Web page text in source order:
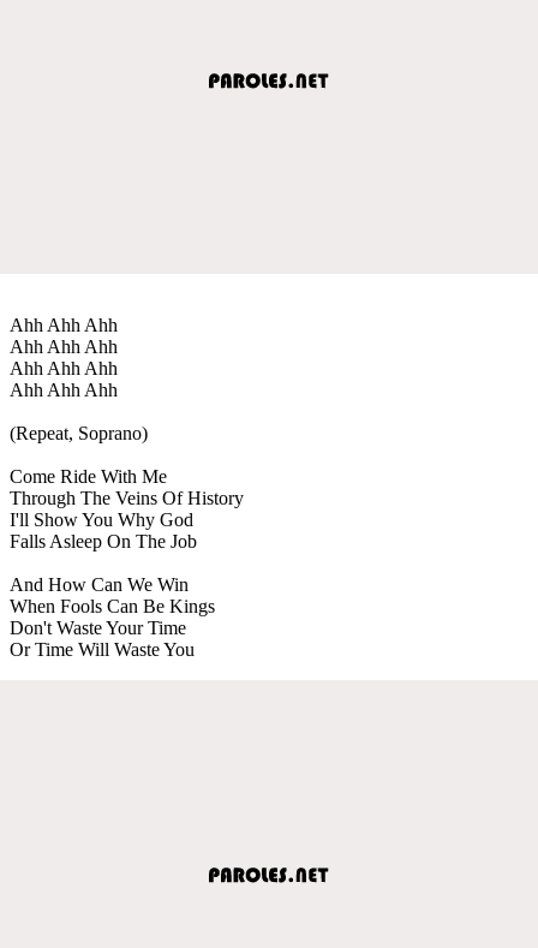
Ahh Ahh Ahh
Ahh Ahh Ahh
Ahh Ahh Ahh
Ahh Ahh Ahh
(Repeat, Soprano)
Come Ride With Me
Through The Veins Of History
I'll Show You Why God
Falls Asleep On The Job
And How Can We Win
When Fools Can Be Kings
Don't Waste Your Time
Or Time Will Waste You